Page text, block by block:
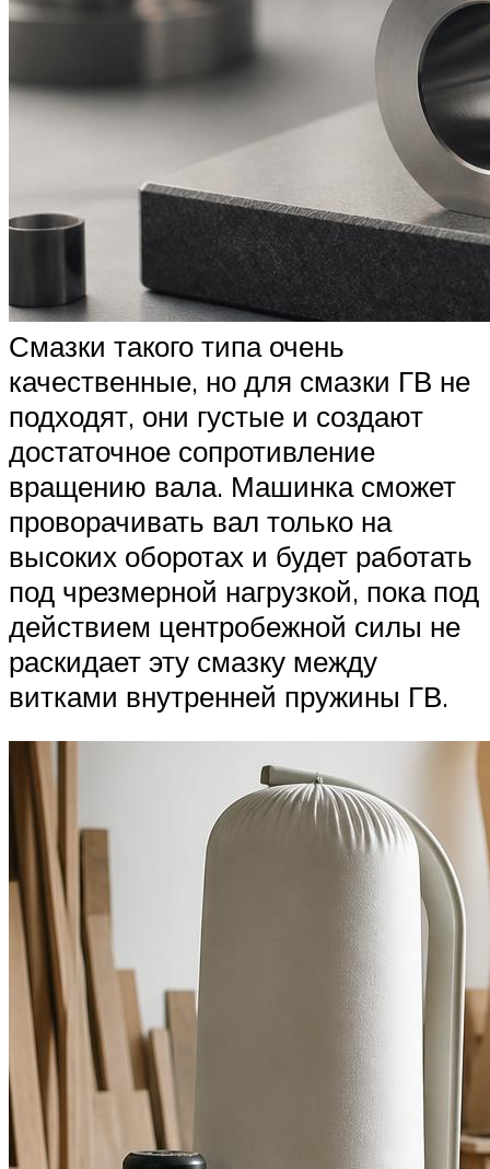
Смазки такого типа очень
качественные, но для смазки ГВ не
подходят, они густые и создают
достаточное сопротивление
вращению вала. Машинка сможет
проворачивать вал только на
высоких оборотах и будет работать
под чрезмерной нагрузкой, пока под
действием центробежной силы не
раскидает эту смазку между
витками внутренней пружины ГВ.